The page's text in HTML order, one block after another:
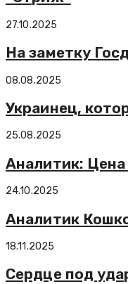
27.10.2025
На заметку
08.08.2025
Украинец,
25.08.2025
Аналитик: Цена
24.10.2025
Аналитик
18.11.2025
Сердце под